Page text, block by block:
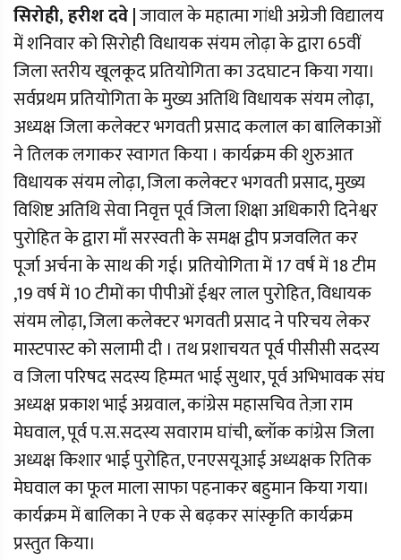
सिरोही, हरीश दवे |जावाल के महात्मा गांधी अग्रेजी विद्यालय
में शनिवार को सिरोही विधायक संयम लोढ़ा के द्वारा 65वीं
जिला स्तरीय खूलकूद प्रतियोगिता का उदघाटन किया गया।
सर्वप्रथम प्रतियोगिता के मुख्य अतिथि विधायक संयम लोढ़ा,
अध्यक्ष जिला कलेक्टर भगवती प्रसाद कलाल का बालिकाओं
ने तिलक लगाकर स्वागत किया । कार्यक्रम की शुरुआत
विधायक संयम लोढ़ा, जिला कलेक्टर भगवती प्रसाद, मुख्य
विशिष्ट अतिथि सेवा निवृत्त पूर्व जिला शिक्षा अधिकारी दिनेश्वर
पुरोहित के द्वारा माँ सरस्वती के समक्ष द्वीप प्रजवलित कर
पूर्जा अर्चना के साथ की गई। प्रतियोगिता में 17 वर्ष में 18 टीम
,19 वर्ष में 10 टीमों का पीपीओं ईश्वर लाल पुरोहित, विधायक
संयम लोढ़ा, जिला कलेक्टर भगवती प्रसाद ने परिचय लेकर
मास्टपास्ट को सलामी दी । तथ प्रशाचयत पूर्व पीसीसी सदस्य
व जिला परिषद सदस्य हिम्मत भाई सुथार, पूर्व अभिभावक संघ
अध्यक्ष प्रकाश भाई अग्रवाल, कांग्रेस महासचिव तेज़ा राम
मेघवाल, पूर्व प.स.सदस्य सवाराम घांची, ब्लॉक कांग्रेस जिला
अध्यक्ष किशार भाई पुरोहित, एनएसयूआई अध्यक्षक रितिक
मेघवाल का फूल माला साफा पहनाकर बहुमान किया गया।
कार्यक्रम में बालिका ने एक से बढ़कर सांस्कृति कार्यक्रम
प्रस्तुत किया।